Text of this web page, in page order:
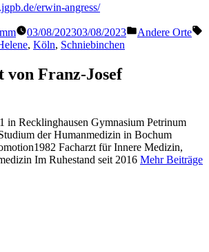
erwin-angress/
03/08/202303/08/2023
Veröffentlicht
Andere Orte
, Köln, Schniebinchen
Franz-Josef
in Recklinghausen Gymnasium Petrinum
der Humanmedizin in Bochum
Facharzt für Innere Medizin,
Im Ruhestand seit 2016 Mehr Beiträge